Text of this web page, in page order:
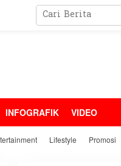
INFOGRAFIK VIDEO
Lifestyle Promosi